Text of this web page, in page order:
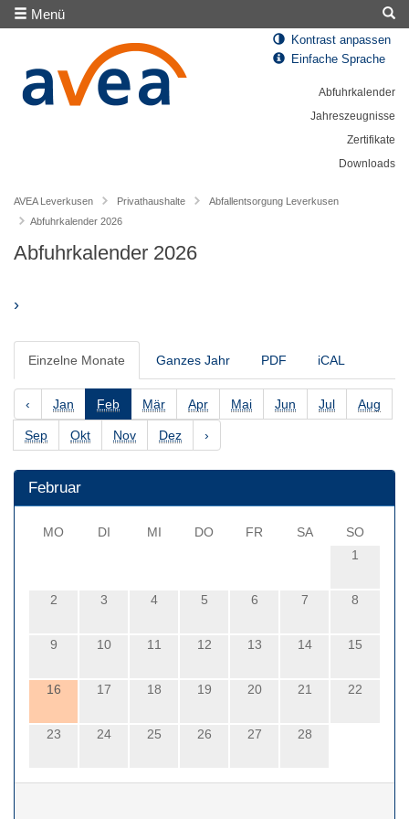
Menü
Kontrast anpassen
Einfache Sprache
Abfuhrkalender
Jahreszeugnisse
Zertifikate
Downloads
AVEA Leverkusen Privathaushalte
Abfallentsorgung Leverkusen
Abfuhrkalender 2026
Abfuhrkalender 2026
›
Einzelne Monate Ganzes Jahr PDF iCAL
‹ Jan Feb Mär Apr Mai Jun Jul Aug
Sep Okt Nov Dez ›
Februar
MO DI MI DO FR SA
SO
1
2 3 4 5 6 7 8
9 10 11 12 13 14 15
16 17 18 19 20 21 22
23 24 25 26 27 28